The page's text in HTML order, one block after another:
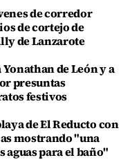
de corredor
de cortejo de
de Lanzarote
de León y a
presuntas
festivos
de El Reducto con
mostrando "una
aguas para el baño"